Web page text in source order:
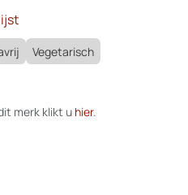
Vegetarisch
merk klikt u hier.